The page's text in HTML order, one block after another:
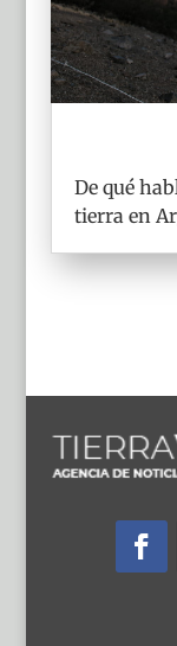
De qué
tierra en